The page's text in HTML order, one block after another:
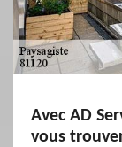
Avec AD
vous